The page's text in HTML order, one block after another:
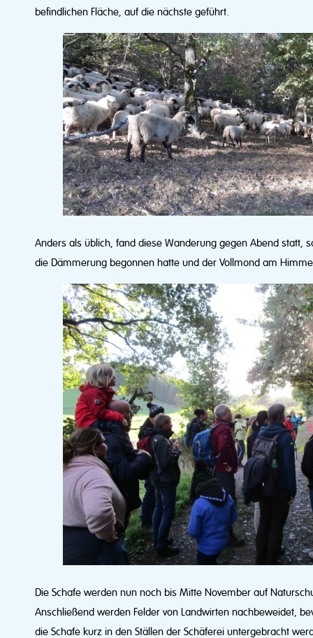
befindlichen Fläche, auf die nächste geführt.
Anders als üblich, fand diese Wanderung gegen Abend statt,
die Dämmerung begonnen hatte und der Vollmond am
Die Schafe werden nun noch bis Mitte November auf
Anschließend werden Felder von Landwirten nachbeweidet,
die Schafe kurz in den Ställen der Schäferei untergebracht